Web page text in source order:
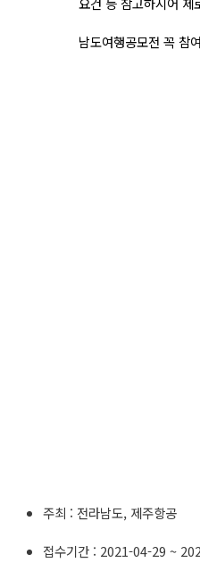
남도여행공모전 꼭 참
주최 : 전라남도, 제주항공
접수기간 : 2021-04-29 ~